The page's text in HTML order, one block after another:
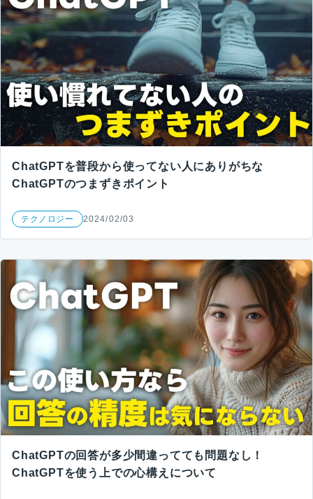
ChatGPTを普段から使ってない人にありがちな
ChatGPTのつまずきポイント
テクノロジー 2024/02/03
ChatGPTの回答が多少間違ってても問題なし！
ChatGPTを使う上での心構えについて